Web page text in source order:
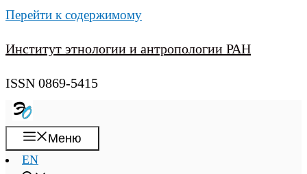
Перейти к содержимому
Институт этнологии и антропологии РАН
ISSN 0869-5415
Меню
EN